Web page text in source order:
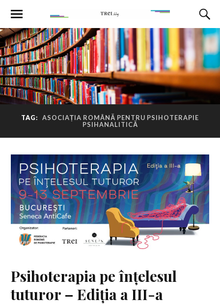
TAG:
ASOCIAȚIA ROMÂNĂ PENTRU PSIHOTERAPIE
PSIHANALITICĂ
Psihoterapia pe înțelesul
tuturor – Ediția a III-a